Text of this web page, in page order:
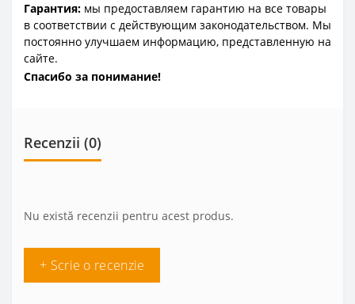
Гарантия: мы предоставляем гарантию на все товары
в соответствии с действующим законодательством. Мы
постоянно улучшаем информацию, представленную на
сайте.
Спасибо за понимание!
Recenzii (0)
Nu există recenzii pentru acest produs.
+ Scrie o recenzie